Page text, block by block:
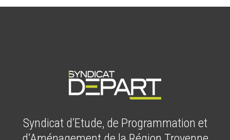
Syndicat d’Etude, de Programmation et